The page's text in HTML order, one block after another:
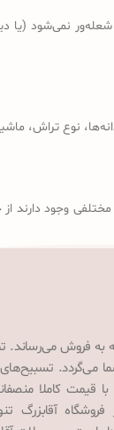
نمی‌شود (یا
نوع تراش،
وجود دارند از
به فروش می‌رساند.
می‌گردد. تسبیح‌های
قیمت کاملا
آقابزرگ